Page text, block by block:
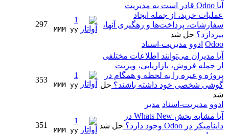
آیا Odoo قادر است به مدیریت
عملیات خرید، از جمله ایجاد
سفارشات، پرداخت‌ها و رهگیری آنها،
بپردازد؟ حل شد
Odoo ادوو مدیریت-اسناد
1
MMM yy
297
آیا مدیران می‌توانند اطلاعات مختلفی
از جمله فروش، بازاریابی، ویزیت
پروژه و غیره را به لحظه و همگام در
گوشی شخصی خود داشته باشند؟ حل
شد
ادوو مدیریت-اسناد مدیر
1
MMM yy
353
آیا مشابه بخش Whats New در
داینامیکز در Odoo وجود دارد؟
حل شد
1
MMM yy
351